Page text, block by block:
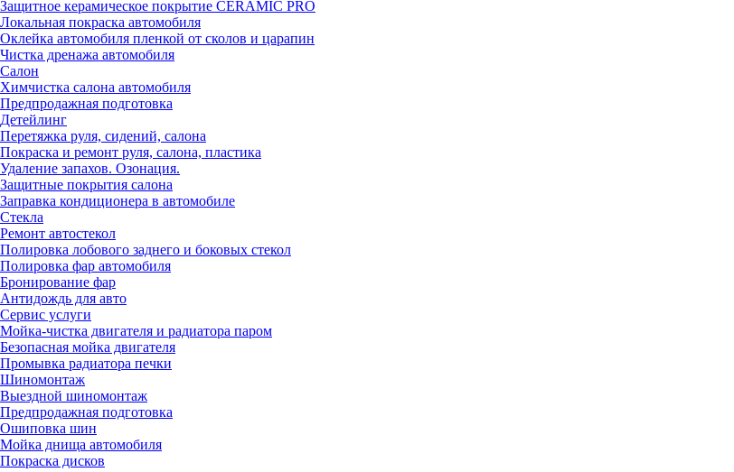
Защитное керамическое покрытие CERAMIC PRO
Локальная покраска автомобиля
Оклейка автомобиля пленкой от сколов и царапин
Чистка дренажа автомобиля
Салон
Химчистка салона автомобиля
Предпродажная подготовка
Детейлинг
Перетяжка руля, сидений, салона
Покраска и ремонт руля, салона, пластика
Удаление запахов. Озонация.
Защитные покрытия салона
Заправка кондиционера в автомобиле
Стекла
Ремонт автостекол
Полировка лобового заднего и боковых стекол
Полировка фар автомобиля
Бронирование фар
Антидождь для авто
Сервис услуги
Мойка-чистка двигателя и радиатора паром
Безопасная мойка двигателя
Промывка радиатора печки
Шиномонтаж
Выездной шиномонтаж
Предпродажная подготовка
Ошиповка шин
Мойка днища автомобиля
Покраска дисков